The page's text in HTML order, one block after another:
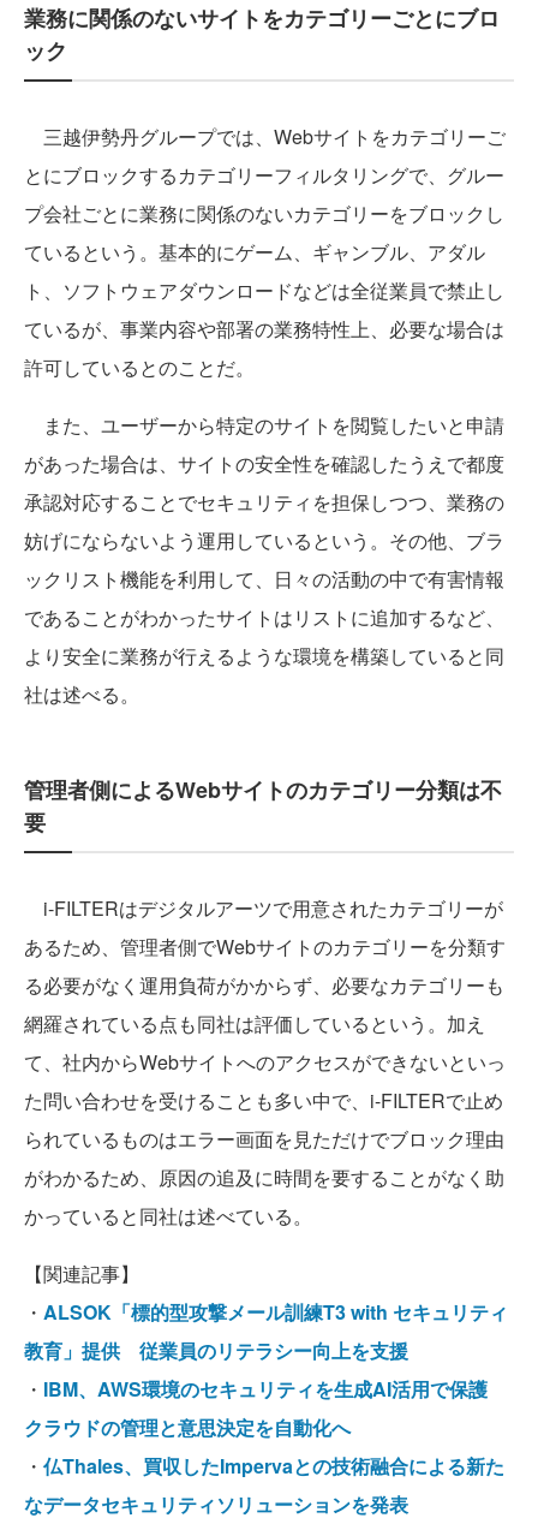
業務に関係のないサイトをカテゴリーごとにブロ
ック
三越伊勢丹グループでは、Webサイトをカテゴリーご
とにブロックするカテゴリーフィルタリングで、グルー
プ会社ごとに業務に関係のないカテゴリーをブロックし
ているという。基本的にゲーム、ギャンブル、アダル
ト、ソフトウェアダウンロードなどは全従業員で禁止し
ているが、事業内容や部署の業務特性上、必要な場合は
許可しているとのことだ。
また、ユーザーから特定のサイトを閲覧したいと申請
があった場合は、サイトの安全性を確認したうえで都度
承認対応することでセキュリティを担保しつつ、業務の
妨げにならないよう運用しているという。その他、ブラ
ックリスト機能を利用して、日々の活動の中で有害情報
であることがわかったサイトはリストに追加するなど、
より安全に業務が行えるような環境を構築していると同
社は述べる。
管理者側によるWebサイトのカテゴリー分類は不
要
i-FILTERはデジタルアーツで用意されたカテゴリーが
あるため、管理者側でWebサイトのカテゴリーを分類す
る必要がなく運用負荷がかからず、必要なカテゴリーも
網羅されている点も同社は評価しているという。加え
て、社内からWebサイトへのアクセスができないといっ
た問い合わせを受けることも多い中で、i-FILTERで止め
られているものはエラー画面を見ただけでブロック理由
がわかるため、原因の追及に時間を要することがなく助
かっていると同社は述べている。
【関連記事】
・ ALSOK「標的型攻撃メール訓練T3 with セキュリティ
教育」提供 従業員のリテラシー向上を支援
・ IBM、AWS環境のセキュリティを生成AI活用で保護
クラウドの管理と意思決定を自動化へ
・ 仏Thales、買収したImpervaとの技術融合による新た
なデータセキュリティソリューションを発表